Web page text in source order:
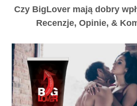
Czy BigLover mają dobry
Recenzje, Opinie, &